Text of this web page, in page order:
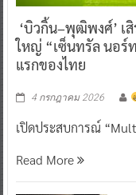
‘บิวกิ้น–พุฒิพงศ์’ เ
ใหญ่ “เซ็นทรัล นอร์
แรกของไทย
4 กรกฎาคม 2026
เปิดประสบการณ์
Read More